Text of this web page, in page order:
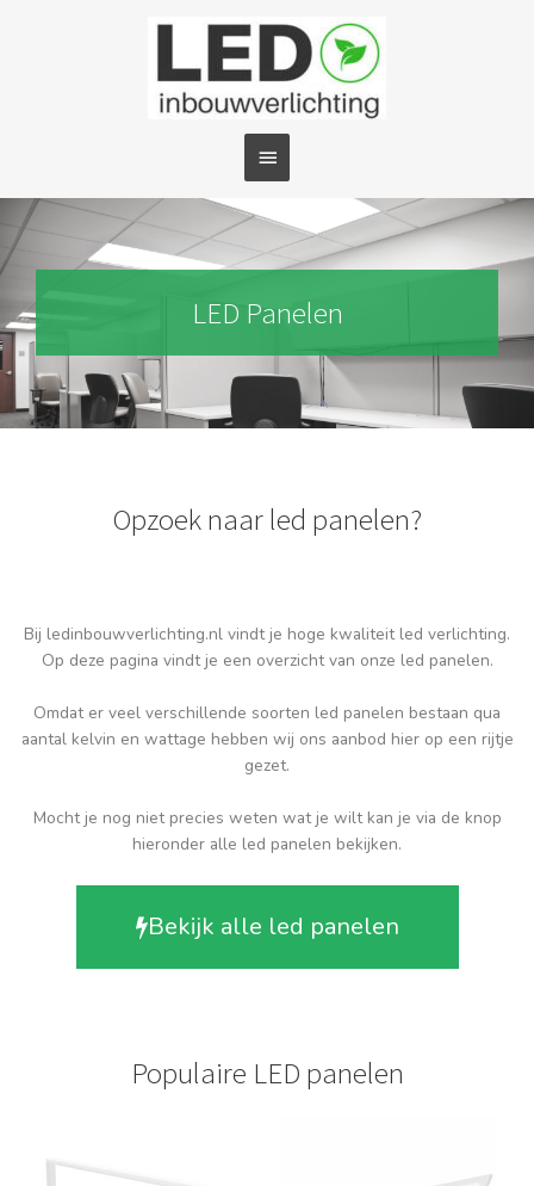
Hoofdmenu
LED Panelen
Opzoek naar led panelen?
Bij ledinbouwverlichting.nl vindt je hoge kwaliteit led verlichting.
Op deze pagina vindt je een overzicht van onze led panelen.
Omdat er veel verschillende soorten led panelen bestaan qua
aantal kelvin en wattage hebben wij ons aanbod hier op een rijtje
gezet.
Mocht je nog niet precies weten wat je wilt kan je via de knop
hieronder alle led panelen bekijken.
Bekijk alle led panelen
Populaire LED panelen